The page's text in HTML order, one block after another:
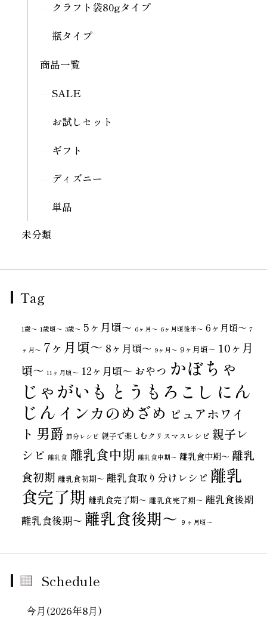
クラフト袋80gタイプ
瓶タイプ
商品一覧
SALE
お試しセット
ギフト
ディズニー
単品
未分類
Tag
1歳〜 1歳頃～ 3歳〜 5ヶ月頃～ 6ヶ月〜 6ヶ月頃後半～ 6ヶ月頃～ 7
ヶ月〜 7ヶ月頃～ 8ヶ月頃～ 9ヶ月〜 9ヶ月頃～ 10ヶ月
頃～ 11ヶ月頃～ 12ヶ月頃～ おやつ かぼちゃ
じゃがいも とうもろこし にん
じん インカのめざめ ピュアホワイ
ト 男爵 節分レシピ 親子で楽しむクリスマスレシピ 親子レ
シピ 離乳食 離乳食中期 離乳食中期〜 離乳食中期～ 離乳
食初期 離乳食初期～ 離乳食取り分けレシピ 離乳
食完了期 離乳食完了期〜 離乳食完了期～ 離乳食後期
離乳食後期〜 離乳食後期～ ９ヶ月頃～
Schedule
今月(2026年8月)